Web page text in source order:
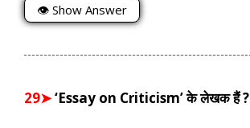
👁 Show Answer
29➤‘Essay on Criticism’ के लेखक हैं ?